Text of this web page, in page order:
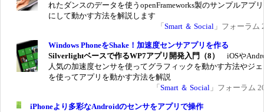
れたダンスのデータを使うopenFrameworks製のサンプルアプ
にして動かす方法を解説します
「 Smart ＆ Social 」フォーラム
Windows PhoneをShake！加速度センサアプリを作る
Silverlightベースで作るWP7アプリ開発入門（8）
iOSや
人気の加速度センサを使ってグラフィックを動かす方法やジ
を使ってアプリを動かす方法を解説
「 Smart ＆ Social 」フォーラム
iPhoneより多彩なAndroidのセンサをアプリで操作